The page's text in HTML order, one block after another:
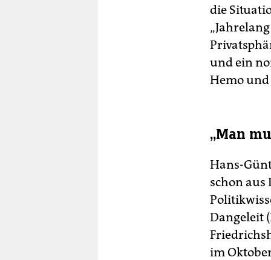
die
und ein
Hemo
„Man
Hans-
schon
Dangeleit
im